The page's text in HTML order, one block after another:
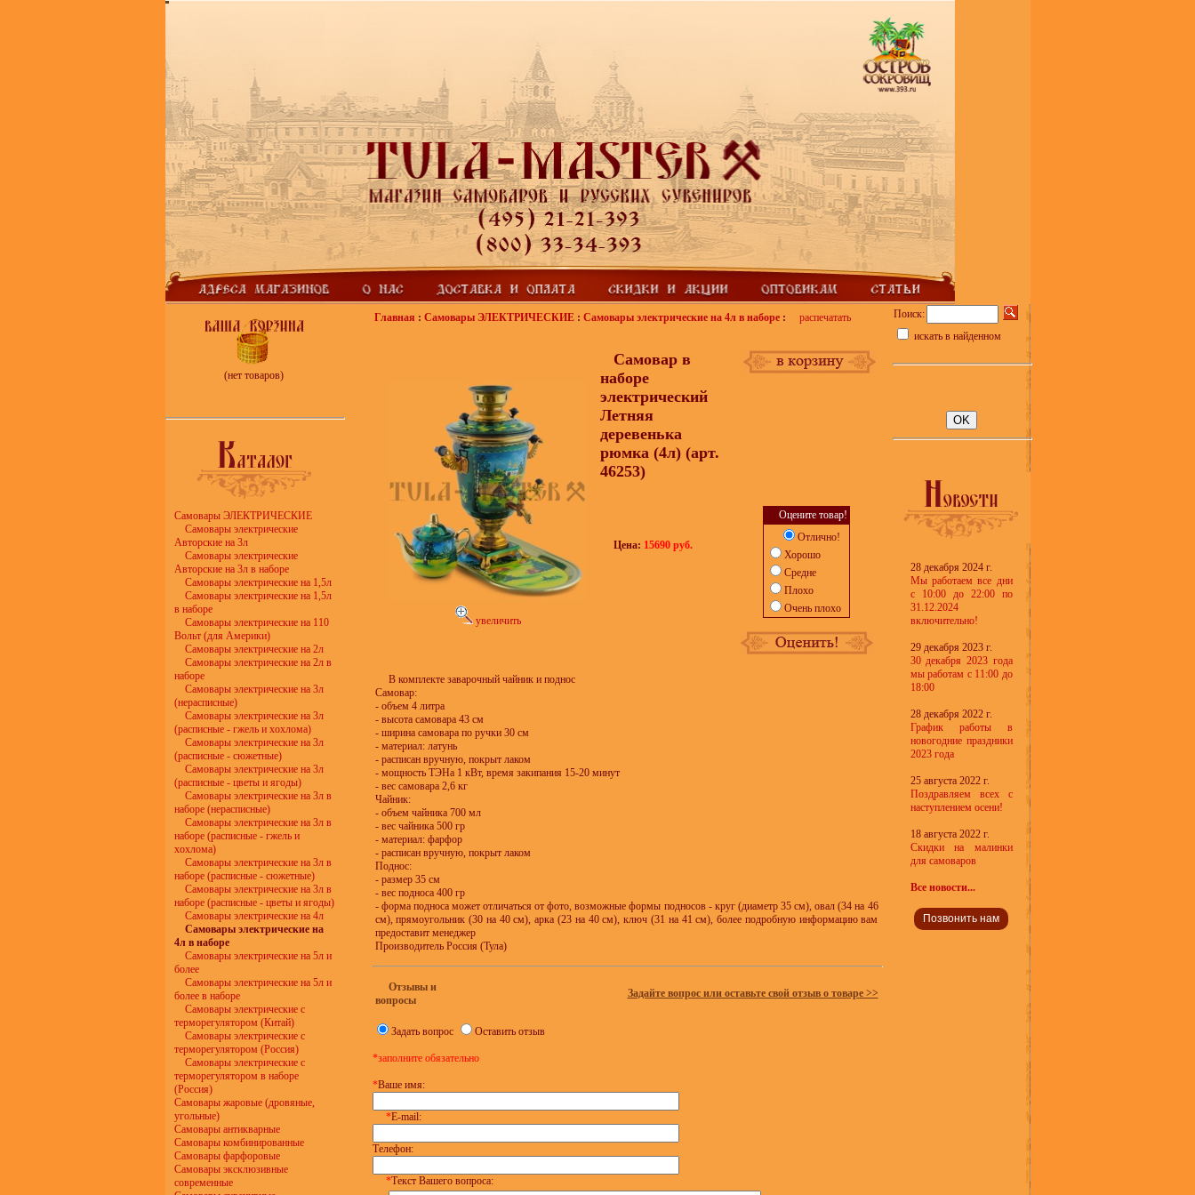
(нет товаров)
Самовары ЭЛЕКТРИЧЕСКИЕ
Самовары электрические
Авторские на 3л
Самовары электрические
Авторские на 3л в наборе
Самовары электрические на 1,5л
Самовары электрические на 1,5л
в наборе
Самовары электрические на 110
Вольт (для Америки)
Самовары электрические на 2л
Самовары электрические на 2л в
наборе
Самовары электрические на 3л
(нерасписные)
Самовары электрические на 3л
(расписные - гжель и хохлома)
Самовары электрические на 3л
(расписные - сюжетные)
Самовары электрические на 3л
(расписные - цветы и ягоды)
Самовары электрические на 3л в
наборе (нерасписные)
Самовары электрические на 3л в
наборе (расписные - гжель и
хохлома)
Самовары электрические на 3л в
наборе (расписные - сюжетные)
Самовары электрические на 3л в
наборе (расписные - цветы и ягоды)
Самовары электрические на 4л
Самовары электрические на
4л в наборе
Самовары электрические на 5л и
более
Самовары электрические на 5л и
более в наборе
Самовары электрические с
терморегулятором (Китай)
Самовары электрические с
терморегулятором (Россия)
Самовары электрические с
терморегулятором в наборе
(Россия)
Самовары жаровые (дровяные,
угольные)
Самовары антикварные
Самовары комбинированные
Самовары фарфоровые
Самовары эксклюзивные
современные
Главная : Самовары ЭЛЕКТРИЧЕСКИЕ: Самовары электрические на 4л в наборе: распечатать
увеличить
Самовар в
наборе
электрический
Летняя
деревенька
рюмка (4л) (арт.
46253)
Цена: 15690 руб.
Оцените товар!
Отлично!
Хорошо
Средне
Плохо
Очень плохо
В комплекте заварочный чайник и поднос
Самовар:
- объем 4 литра
- высота самовара 43 см
- ширина самовара по ручки 30 см
- материал: латунь
- расписан вручную, покрыт лаком
- мощность ТЭНа 1 кВт, время закипания 15-20 минут
- вес самовара 2,6 кг
Чайник:
- объем чайника 700 мл
- вес чайника 500 гр
- материал: фарфор
- расписан вручную, покрыт лаком
Поднос:
- размер 35 см
- вес подноса 400 гр
- форма подноса может отличаться от фото, возможные формы подносов - круг (диаметр 35 см), овал (34 на 46
см), прямоугольник (30 на 40 см), арка (23 на 40 см), ключ (31 на 41 см), более подробную информацию вам
предоставит менеджер
Производитель Россия (Тула)
Отзывы и
вопросы
Задайте вопрос или оставьте свой отзыв о товаре >>
Задать вопрос Оставить отзыв
*заполните обязательно
*Ваше имя:
*E-mail:
Телефон:
*Текст Вашего вопроса:
Поиск:
искать в найденном
28 декабря 2024 г.
Мы работаем все дни
с 10:00 до 22:00 по
31.12.2024
включительно!
29 декабря 2023 г.
30 декабря 2023 года
мы работам с 11:00 до
18:00
28 декабря 2022 г.
График работы в
новогодние праздники
2023 года
25 августа 2022 г.
Поздравляем всех с
наступлением осени!
18 августа 2022 г.
Скидки на малинки
для самоваров
Все новости...
Позвонить нам